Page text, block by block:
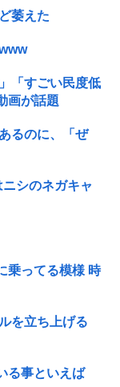
萎えた
「すごい民度低
画が話題
るのに、「ぜ
シのネガキャ
乗ってる模様 時
を立ち上げる
る事といえば